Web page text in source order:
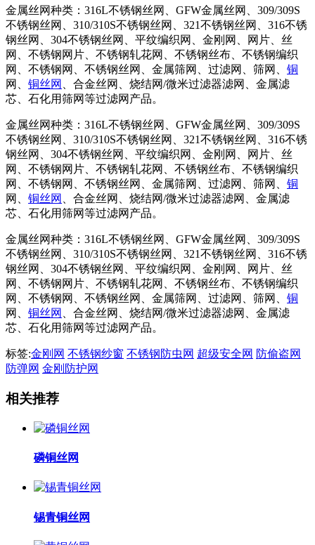
金属丝网种类：316L不锈钢丝网、GFW金属丝网、309/309S
不锈钢丝网、310/310S不锈钢丝网、321不锈钢丝网、316不锈
钢丝网、304不锈钢丝网、平纹编织网、金刚网、网片、丝
网、不锈钢网片、不锈钢轧花网、不锈钢丝布、不锈钢编织
网、不锈钢网、不锈钢丝网、金属筛网、过滤网、筛网、 铜
网、 铜丝网
、合金丝网、烧结网/微米过滤器滤网、金属滤
芯、石化用筛网等过滤网产品。
金属丝网种类：316L不锈钢丝网、GFW金属丝网、309/309S
不锈钢丝网、310/310S不锈钢丝网、321不锈钢丝网、316不锈
钢丝网、304不锈钢丝网、平纹编织网、金刚网、网片、丝
网、不锈钢网片、不锈钢轧花网、不锈钢丝布、不锈钢编织
网、不锈钢网、不锈钢丝网、金属筛网、过滤网、筛网、 铜
网、 铜丝网
、合金丝网、烧结网/微米过滤器滤网、金属滤
芯、石化用筛网等过滤网产品。
金属丝网种类：316L不锈钢丝网、GFW金属丝网、309/309S
不锈钢丝网、310/310S不锈钢丝网、321不锈钢丝网、316不锈
钢丝网、304不锈钢丝网、平纹编织网、金刚网、网片、丝
网、不锈钢网片、不锈钢轧花网、不锈钢丝布、不锈钢编织
网、不锈钢网、不锈钢丝网、金属筛网、过滤网、筛网、 铜
网、 铜丝网
、合金丝网、烧结网/微米过滤器滤网、金属滤
芯、石化用筛网等过滤网产品。
标签:​金刚网 不锈钢纱窗 不锈钢防虫网 超级安全网 防偷盗网
防弹网 金刚防护网
相关推荐
磷铜丝网
锡青铜丝网